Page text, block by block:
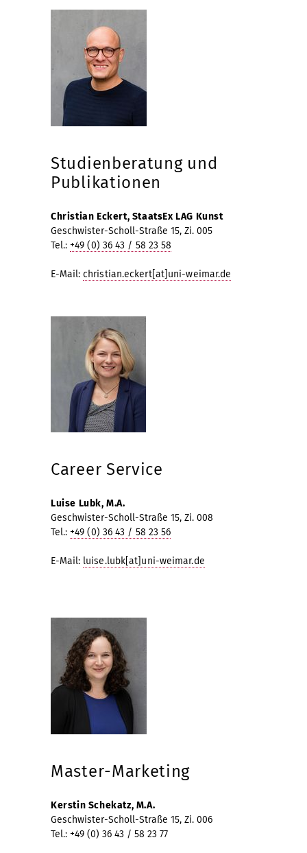
Studienberatung und
Publikationen
Christian Eckert, StaatsEx LAG Kunst
Geschwister-Scholl-Straße 15, Zi. 005
Tel.: +49 (0) 36 43 / 58 23 58
E-Mail: christian.eckert[at]uni-weimar.de
Career Service
Luise Lubk, M.A.
Geschwister-Scholl-Straße 15, Zi. 008
Tel.: +49 (0) 36 43 / 58 23 56
E-Mail: luise.lubk[at]uni-weimar.de
Master-Marketing
Kerstin Schekatz, M.A.
Geschwister-Scholl-Straße 15, Zi. 006
Tel.: +49 (0) 36 43 / 58 23 77